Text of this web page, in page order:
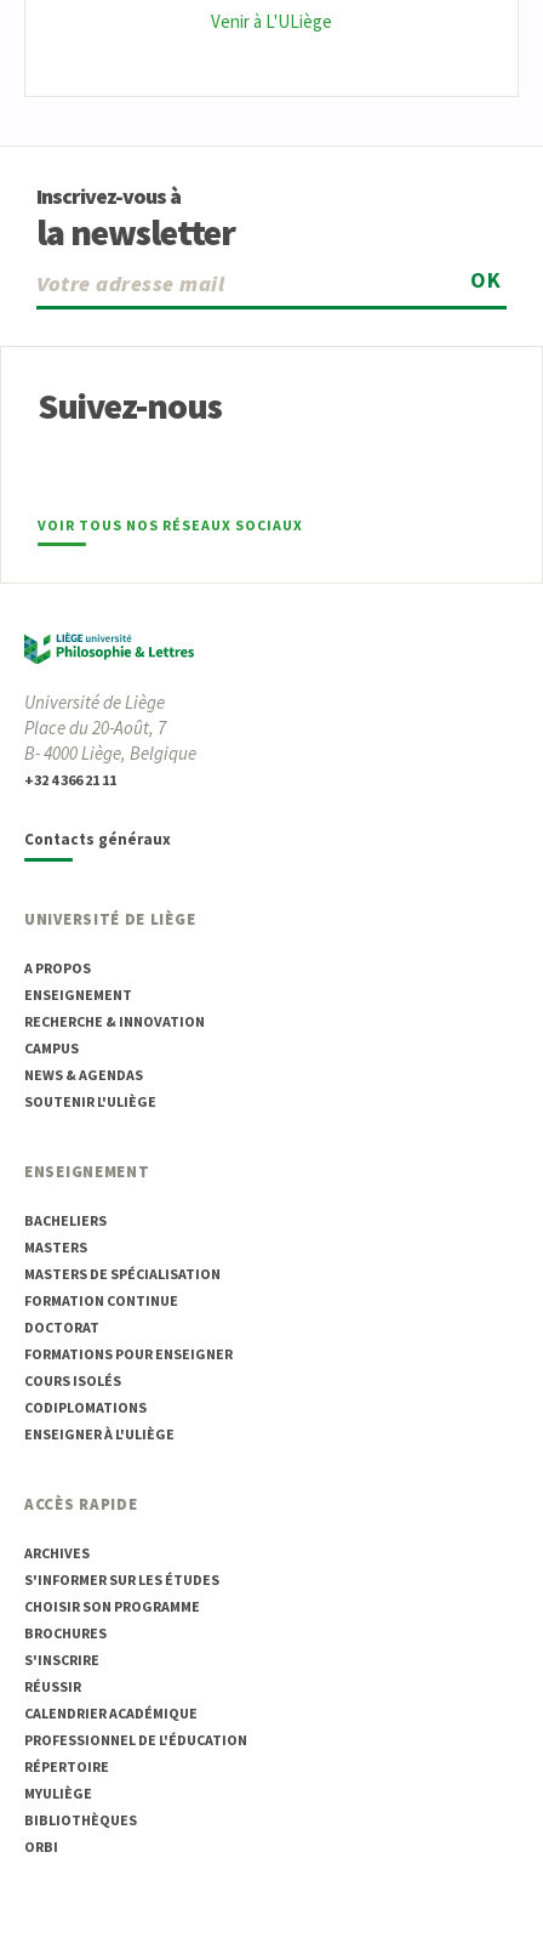
Venir à L'ULiège
Inscrivez-vous à
la newsletter
OK
Suivez-nous
VOIR TOUS NOS RÉSEAUX SOCIAUX
Université de Liège
Place du 20-Août, 7
B- 4000 Liège, Belgique
+32 4 366 21 11
Contacts généraux
UNIVERSITÉ DE LIÈGE
A PROPOS
ENSEIGNEMENT
RECHERCHE & INNOVATION
CAMPUS
NEWS & AGENDAS
SOUTENIR L'ULIÈGE
ENSEIGNEMENT
BACHELIERS
MASTERS
MASTERS DE SPÉCIALISATION
FORMATION CONTINUE
DOCTORAT
FORMATIONS POUR ENSEIGNER
COURS ISOLÉS
CODIPLOMATIONS
ENSEIGNER À L'ULIÈGE
ACCÈS RAPIDE
ARCHIVES
S'INFORMER SUR LES ÉTUDES
CHOISIR SON PROGRAMME
BROCHURES
S'INSCRIRE
RÉUSSIR
CALENDRIER ACADÉMIQUE
PROFESSIONNEL DE L'ÉDUCATION
RÉPERTOIRE
MYULIÈGE
BIBLIOTHÈQUES
ORBI